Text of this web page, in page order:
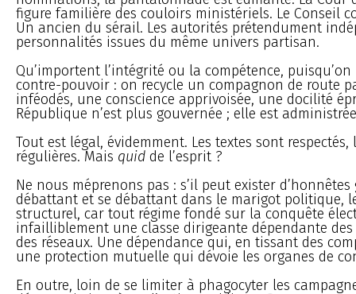
figure familière des couloirs ministériels. Le Conseil
Un ancien du sérail. Les autorités prétendument
personnalités issues du même univers partisan.
Qu’importent l’intégrité ou la compétence,
contre-pouvoir : on recycle un compagnon de route
inféodés, une conscience apprivoisée, une docilité
République n’est plus gouvernée ; elle est
Tout est légal, évidemment. Les textes sont respectés,
régulières. Mais quid de l’esprit ?
Ne nous méprenons pas : s’il peut exister d’honnêtes
débattant et se débattant dans le marigot politique,
structurel, car tout régime fondé sur la conquête
infailliblement une classe dirigeante dépendante des
des réseaux. Une dépendance qui, en tissant des
une protection mutuelle qui dévoie les organes de
En outre, loin de se limiter à phagocyter les